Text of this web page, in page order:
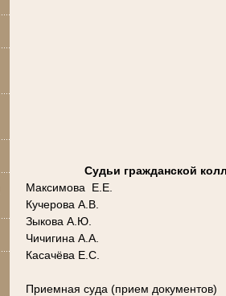
Судьи гражданской
Максимова Е.Е.
Кучерова А.В.
Зыкова А.Ю.
Чичигина А.А.
Касачёва Е.С.
Приемная суда (прием документов)